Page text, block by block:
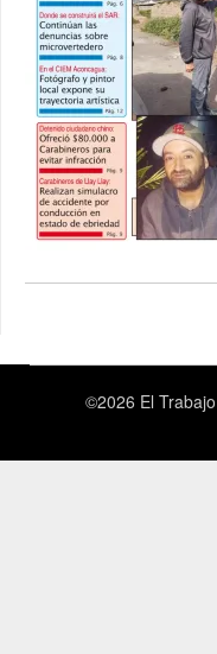
©2026 El Trabajo